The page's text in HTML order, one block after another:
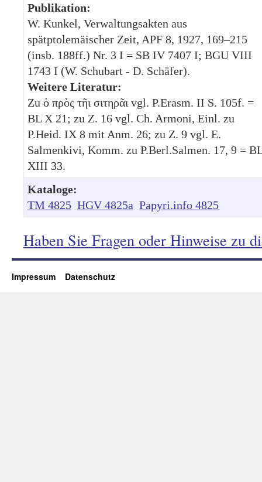
Publikation:
W. Kunkel, Verwaltungsakten aus
spätptolemäischer Zeit, APF 8, 1927, 169–215
(insb. 188ff.) Nr. 3 I = SB IV 7407 I; BGU VIII
1743 I (W. Schubart - D. Schäfer).
Weitere Literatur:
Zu ὁ πρὸς τῆι σιτηρᾶι vgl. P.Erasm. II S. 105f. =
BL X 21; zu Z. 16 vgl. Ch. Armoni, Einl. zu
P.Heid. IX 8 mit Anm. 26; zu Z. 9 vgl. E.
Salmenkivi, Komm. zu P.Berl.Salmen. 17, 9 =
XIII 33.
Kataloge:
TM 4825 HGV 4825a Papyri.info 4825
Haben Sie Fragen oder Hinweise zu
Impressum Datenschutz